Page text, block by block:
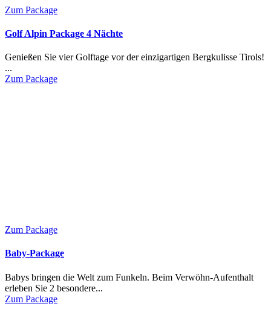
Zum Package
Golf Alpin Package 4 Nächte
Genießen Sie vier Golftage vor der einzigartigen Bergkulisse Tirols!
...
Zum Package
Zum Package
Baby-Package
Babys bringen die Welt zum Funkeln. Beim Verwöhn-Aufenthalt
erleben Sie 2 besondere...
Zum Package